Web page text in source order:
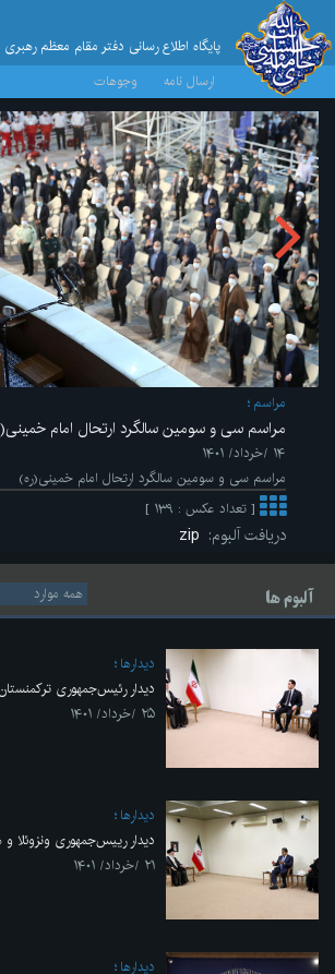
پایگاه اطلاع رسانی دفتر مقام معظم رهبری
ارسال نامه
وجوهات
مراسم
مراسم سی و سومین سالگرد ارتحال امام
۱۴ /خرداد/ ۱۴۰۱
مراسم سی و سومین سالگرد ارتحال امام خمینی(ره)
[ تعداد عکس : ۱۳۹ ]
دریافت آلبوم:
آلبوم ها
ديدارها
دیدار رئیس‌جمهوری
۲۵ /خرداد/ ۱۴۰۱
ديدارها
دیدار رییس‌جمهوری ونزوئلا
۲۱ /خرداد/ ۱۴۰۱
ديدارها